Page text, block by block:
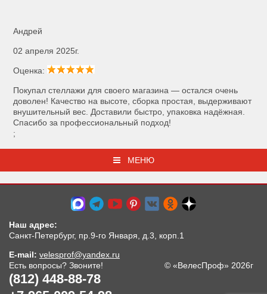
Андрей
02 апреля 2025г.
Оценка:
Покупал стеллажи для своего магазина — остался очень
доволен! Качество на высоте, сборка простая, выдерживают
внушительный вес. Доставили быстро, упаковка надёжная.
Спасибо за профессиональный подход!
;
МЕНЮ
Наш адрес:
Санкт-Петербург, пр.9-го Января, д.3, корп.1
E-mail: velesprof@yandex.ru
Есть вопросы? Звоните!
(812) 448-88-78
© «ВелесПроф» 2026г